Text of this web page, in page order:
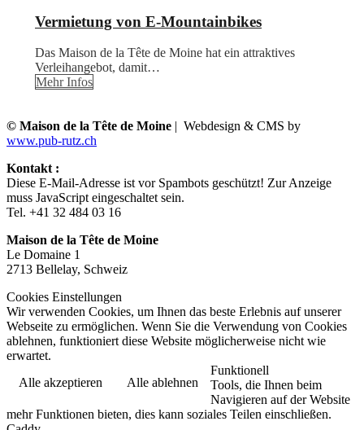
Vermietung von E-Mountainbikes
Das Maison de la Tête de Moine hat ein attraktives
Verleihangebot, damit…
Mehr Infos
© Maison de la Tête de Moine | Webdesign & CMS by
www.pub-rutz.ch
Kontakt :
Diese E-Mail-Adresse ist vor Spambots geschützt! Zur Anzeige
muss JavaScript eingeschaltet sein.
Tel. +41 32 484 03 16
Maison de la Tête de Moine
Le Domaine 1
2713 Bellelay, Schweiz
Cookies Einstellungen
Wir verwenden Cookies, um Ihnen das beste Erlebnis auf unserer
Webseite zu ermöglichen. Wenn Sie die Verwendung von Cookies
ablehnen, funktioniert diese Website möglicherweise nicht wie
erwartet.
Alle akzeptieren
Alle ablehnen
Funktionell
Tools, die Ihnen beim
Navigieren auf der Website
mehr Funktionen bieten, dies kann soziales Teilen einschließen.